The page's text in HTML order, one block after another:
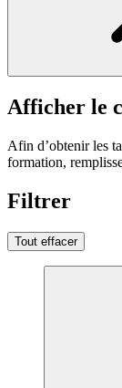
Afficher le
Afin d’obtenir les
formation,
Filtrer
Tout effacer